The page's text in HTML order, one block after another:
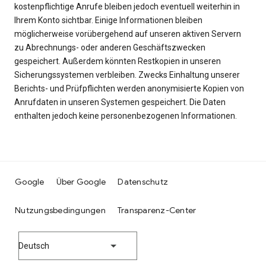
kostenpflichtige Anrufe bleiben jedoch eventuell weiterhin in
Ihrem Konto sichtbar. Einige Informationen bleiben
möglicherweise vorübergehend auf unseren aktiven Servern
zu Abrechnungs- oder anderen Geschäftszwecken
gespeichert. Außerdem könnten Restkopien in unseren
Sicherungssystemen verbleiben. Zwecks Einhaltung unserer
Berichts- und Prüfpflichten werden anonymisierte Kopien von
Anrufdaten in unseren Systemen gespeichert. Die Daten
enthalten jedoch keine personenbezogenen Informationen.
Google Über Google Datenschutz
Nutzungsbedingungen Transparenz-Center
Deutsch